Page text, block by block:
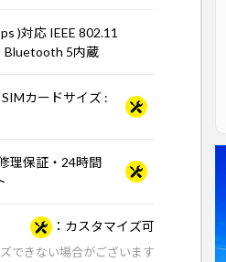
)対応 IEEE 802.11
Bluetooth 5内蔵
カードサイズ :
理保証・24時間
カスタマイズ可
できない場合がございます